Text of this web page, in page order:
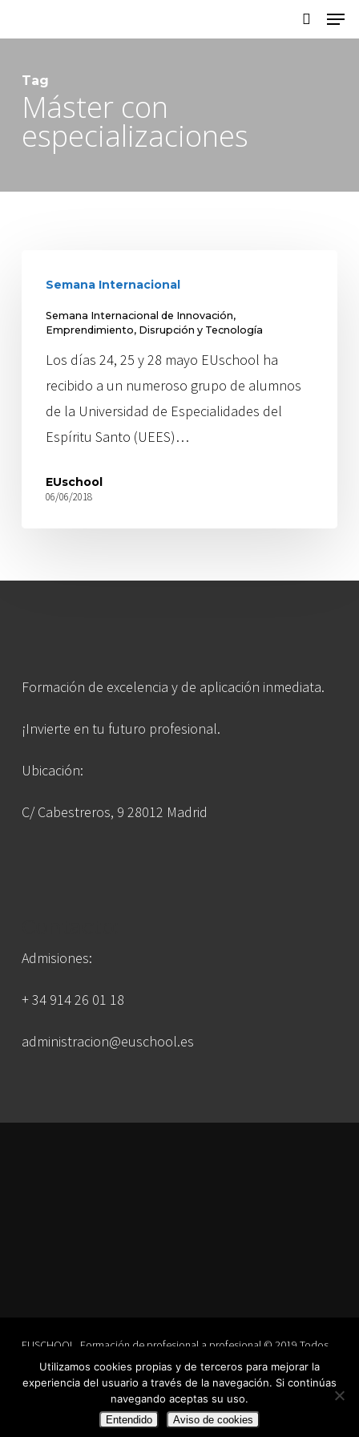
to
content
Tag
Máster con
especializaciones
Semana Internacional
Semana Internacional de Innovación,
Emprendimiento, Disrupción y Tecnología
Los días 24, 25 y 28 mayo EUschool ha
recibido a un numeroso grupo de alumnos
de la Universidad de Especialidades del
Espíritu Santo (UEES)…
EUschool
06/06/2018
Formación de excelencia y de aplicación inmediata.
¡Invierte en tu futuro profesional.
Ubicación:
C/ Cabestreros, 9 28012 Madrid
Admisiones:
+ 34 914 26 01 18
administracion@euschool.es
EUSCHOOL, Formación de profesional a profesional © 2019 Todos
los derechos reservados.
Aviso legal·Política de privacidad· Aviso de cookies
Utilizamos cookies propias y de terceros para mejorar la
experiencia del usuario a través de la navegación. Si continúas
navegando aceptas su uso.
Entendido Aviso de cookies